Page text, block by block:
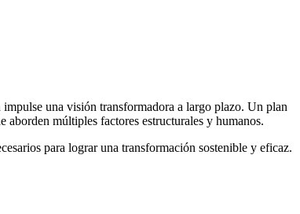
una visión transformadora a largo plazo. Un plan
aborden múltiples factores estructurales y humanos.
para lograr una transformación sostenible y eficaz.